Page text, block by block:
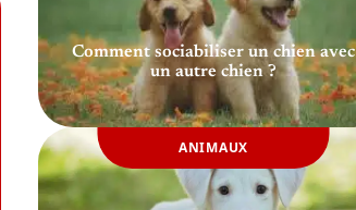
Comment sociabiliser un chien avec
un autre chien ?
ANIMAUX